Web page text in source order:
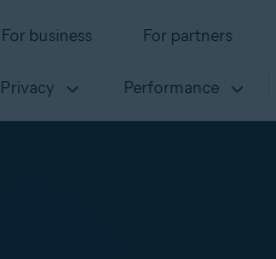
For business For partners
Privacy Performance